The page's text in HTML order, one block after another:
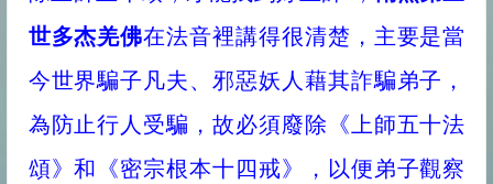
世多杰羌佛在法音裡講得很清楚，主要是當
今世界騙子凡夫、邪惡妖人藉其詐騙弟子，
為防止行人受騙，故必須廢除《上師五十法
頌》和《密宗根本十四戒》，以便弟子觀察